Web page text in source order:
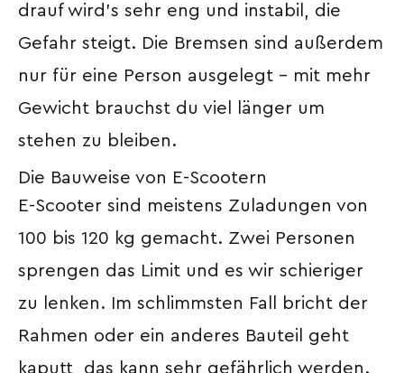
drauf wird’s sehr eng und instabil, die
Gefahr steigt. Die Bremsen sind außerdem
nur für eine Person ausgelegt – mit mehr
Gewicht brauchst du viel länger um
stehen zu bleiben.
Die Bauweise von E-Scootern
E-Scooter sind meistens Zuladungen von
100 bis 120 kg gemacht. Zwei Personen
sprengen das Limit und es wir schieriger
zu lenken. Im schlimmsten Fall bricht der
Rahmen oder ein anderes Bauteil geht
kaputt, das kann sehr gefährlich werden.